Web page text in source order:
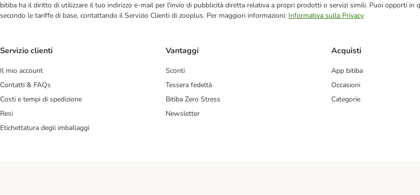
bitiba ha il diritto di utilizzare il tuo indirizzo e-mail per l'invio di pubblicità diretta relativa a propri prodotti o servizi simili. Puoi opporti in
secondo le tariffe di base, contattando il Servizio Clienti di zooplus. Per maggiori informazioni: Informativa sulla Privacy
Servizio clienti
Il mio account
Contatti & FAQs
Costi e tempi di spedizione
Resi
Etichettatura degli imballaggi
Vantaggi
Sconti
Tessera fedeltà
Bitiba Zero Stress
Newsletter
Acquisti
App bitiba
Occasioni
Categorie